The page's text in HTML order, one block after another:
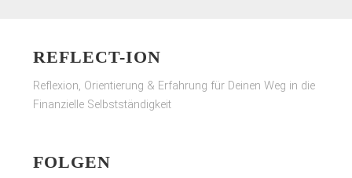
REFLECT-ION
Reflexion, Orientierung & Erfahrung für Deinen Weg in die
Finanzielle Selbstständigkeit
FOLGEN